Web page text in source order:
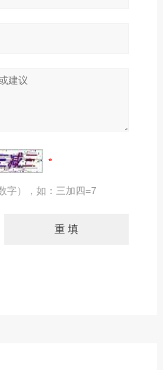
字），如：三加四=7